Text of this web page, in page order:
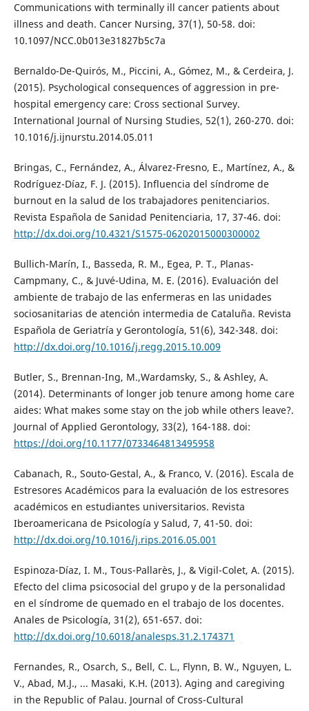
Communications with terminally ill cancer patients about
illness and death. Cancer Nursing, 37(1), 50-58. doi:
10.1097/NCC.0b013e31827b5c7a
Bernaldo-De-Quirós, M., Piccini, A., Gómez, M., & Cerdeira, J.
(2015). Psychological consequences of aggression in pre-
hospital emergency care: Cross sectional Survey.
International Journal of Nursing Studies, 52(1), 260-270. doi:
10.1016/j.ijnurstu.2014.05.011
Bringas, C., Fernández, A., Álvarez-Fresno, E., Martínez, A., &
Rodríguez-Díaz, F. J. (2015). Influencia del síndrome de
burnout en la salud de los trabajadores penitenciarios.
Revista Española de Sanidad Penitenciaria, 17, 37-46. doi:
http://dx.doi.org/10.4321/S1575-06202015000300002
Bullich-Marín, I., Basseda, R. M., Egea, P. T., Planas-
Campmany, C., & Juvé-Udina, M. E. (2016). Evaluación del
ambiente de trabajo de las enfermeras en las unidades
sociosanitarias de atención intermedia de Cataluña. Revista
Española de Geriatría y Gerontología, 51(6), 342-348. doi:
http://dx.doi.org/10.1016/j.regg.2015.10.009
Butler, S., Brennan-Ing, M.,Wardamsky, S., & Ashley, A.
(2014). Determinants of longer job tenure among home care
aides: What makes some stay on the job while others leave?.
Journal of Applied Gerontology, 33(2), 164-188. doi:
https://doi.org/10.1177/0733464813495958
Cabanach, R., Souto-Gestal, A., & Franco, V. (2016). Escala de
Estresores Académicos para la evaluación de los estresores
académicos en estudiantes universitarios. Revista
Iberoamericana de Psicología y Salud, 7, 41-50. doi:
http://dx.doi.org/10.1016/j.rips.2016.05.001
Espinoza-Díaz, I. M., Tous-Pallarès, J., & Vigil-Colet, A. (2015).
Efecto del clima psicosocial del grupo y de la personalidad
en el síndrome de quemado en el trabajo de los docentes.
Anales de Psicología, 31(2), 651-657. doi:
http://dx.doi.org/10.6018/analesps.31.2.174371
Fernandes, R., Osarch, S., Bell, C. L., Flynn, B. W., Nguyen, L.
V., Abad, M.J., ... Masaki, K.H. (2013). Aging and caregiving
in the Republic of Palau. Journal of Cross-Cultural